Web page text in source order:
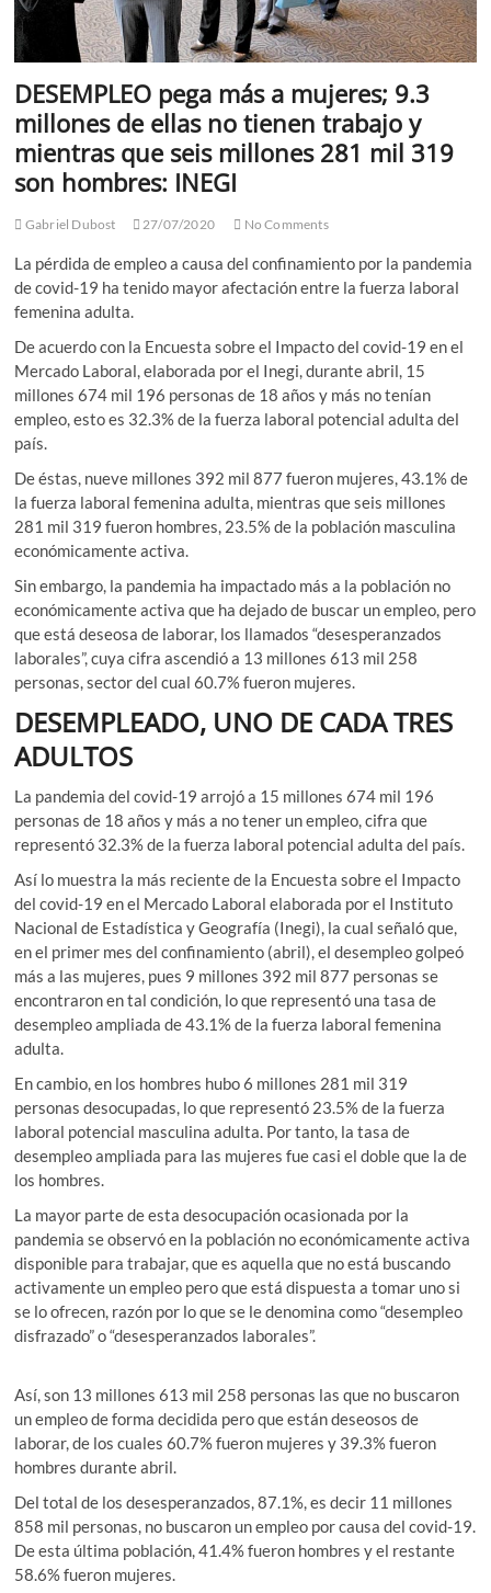
DESEMPLEO pega más a mujeres; 9.3
millones de ellas no tienen trabajo y
mientras que seis millones 281 mil 319
son hombres: INEGI
Gabriel Dubost 27/07/2020 No Comments
La pérdida de empleo a causa del confinamiento por la pandemia
de covid-19 ha tenido mayor afectación entre la fuerza laboral
femenina adulta.
De acuerdo con la Encuesta sobre el Impacto del covid-19 en el
Mercado Laboral, elaborada por el Inegi, durante abril, 15
millones 674 mil 196 personas de 18 años y más no tenían
empleo, esto es 32.3% de la fuerza laboral potencial adulta del
país.
De éstas, nueve millones 392 mil 877 fueron mujeres, 43.1% de
la fuerza laboral femenina adulta, mientras que seis millones
281 mil 319 fueron hombres, 23.5% de la población masculina
económicamente activa.
Sin embargo, la pandemia ha impactado más a la población no
económicamente activa que ha dejado de buscar un empleo, pero
que está deseosa de laborar, los llamados “desesperanzados
laborales”, cuya cifra ascendió a 13 millones 613 mil 258
personas, sector del cual 60.7% fueron mujeres.
DESEMPLEADO, UNO DE CADA TRES
ADULTOS
La pandemia del covid-19 arrojó a 15 millones 674 mil 196
personas de 18 años y más a no tener un empleo, cifra que
representó 32.3% de la fuerza laboral potencial adulta del país.
Así lo muestra la más reciente de la Encuesta sobre el Impacto
del covid-19 en el Mercado Laboral elaborada por el Instituto
Nacional de Estadística y Geografía (Inegi), la cual señaló que,
en el primer mes del confinamiento (abril), el desempleo golpeó
más a las mujeres, pues 9 millones 392 mil 877 personas se
encontraron en tal condición, lo que representó una tasa de
desempleo ampliada de 43.1% de la fuerza laboral femenina
adulta.
En cambio, en los hombres hubo 6 millones 281 mil 319
personas desocupadas, lo que representó 23.5% de la fuerza
laboral potencial masculina adulta. Por tanto, la tasa de
desempleo ampliada para las mujeres fue casi el doble que la de
los hombres.
La mayor parte de esta desocupación ocasionada por la
pandemia se observó en la población no económicamente activa
disponible para trabajar, que es aquella que no está buscando
activamente un empleo pero que está dispuesta a tomar uno si
se lo ofrecen, razón por lo que se le denomina como “desempleo
disfrazado” o “desesperanzados laborales”.
Así, son 13 millones 613 mil 258 personas las que no buscaron
un empleo de forma decidida pero que están deseosos de
laborar, de los cuales 60.7% fueron mujeres y 39.3% fueron
hombres durante abril.
Del total de los desesperanzados, 87.1%, es decir 11 millones
858 mil personas, no buscaron un empleo por causa del covid-19.
De esta última población, 41.4% fueron hombres y el restante
58.6% fueron mujeres.